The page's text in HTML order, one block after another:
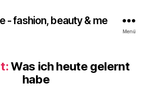
- fashion, beauty & me
Menü
Was ich heute gelernt
habe